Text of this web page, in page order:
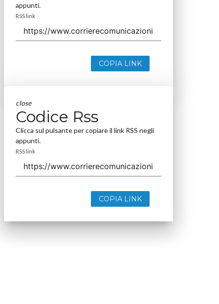
appunti.
RSS link
COPIA LINK
close
Codice Rss
Clicca sul pulsante per copiare il link RSS negli
appunti.
RSS link
COPIA LINK